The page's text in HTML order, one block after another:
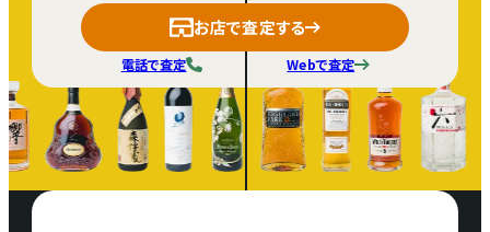
お店で査定する
Webで査定
電話で査定